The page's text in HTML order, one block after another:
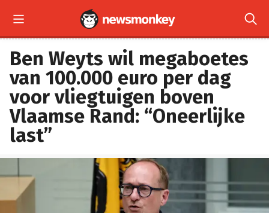
 
Ben Weyts wil megaboetes
van 100.000 euro per dag
voor vliegtuigen boven
Vlaamse Rand: “Oneerlijke
last”